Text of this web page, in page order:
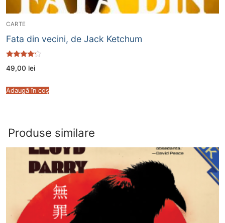
CARTE
Fata din vecini, de Jack Ketchum
Evaluat la
4.00
49,00 lei
Adaugă în coș
Produse similare